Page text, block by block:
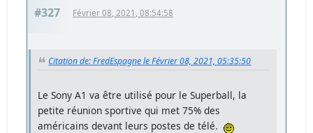
#327 Février 08, 2021, 08:54:58
Citation de: FredEspagne le Février 08, 2021, 05:35:50
Le Sony A1 va être utilisé pour le Superball, la
petite réunion sportive qui met 75% des
américains devant leurs postes de télé.